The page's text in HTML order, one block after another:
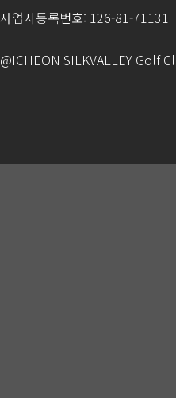
사업자등록번호: 126-81-71131
@ICHEON SILKVALLEY Golf